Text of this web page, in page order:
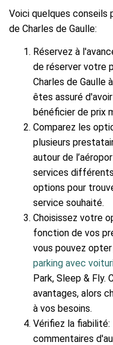
Voici quelques conseils
de Charles de Gaulle:
Réservez à
de réserver votre
Charles de Gaulle
êtes assuré
bénéficier de prix
Comparez les
plusieurs
autour de
services
options pour
service souhaité.
Choisissez votre
fonction de vos
vous pouvez opter
parking avec
Park, Sleep & Fly.
avantages, alors
à vos besoins.
Vérifiez la
commentaires